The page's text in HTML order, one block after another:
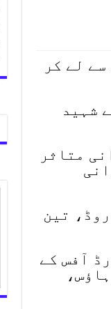
لے کر
شہید
متاثر
تین
آفس کے